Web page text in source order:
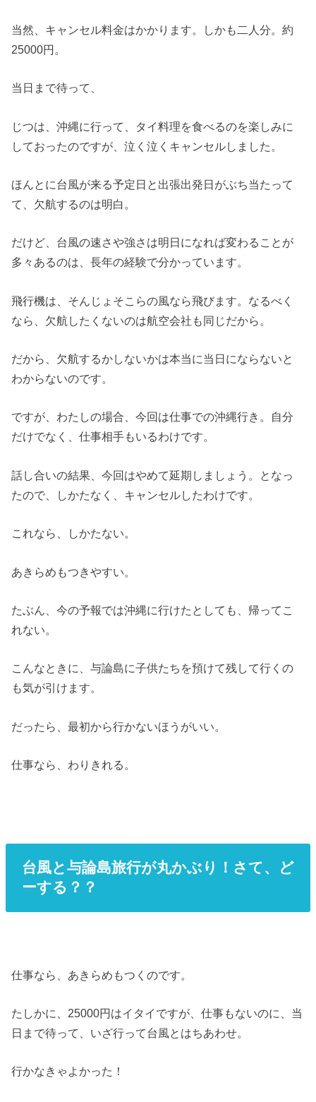
当然、キャンセル料金はかかります。しかも二人分。約
25000円。
当日まで待って、
じつは、沖縄に行って、タイ料理を食べるのを楽しみに
しておったのですが、泣く泣くキャンセルしました。
ほんとに台風が来る予定日と出張出発日がぶち当たって
て、欠航するのは明白。
だけど、台風の速さや強さは明日になれば変わることが
多々あるのは、長年の経験で分かっています。
飛行機は、そんじょそこらの風なら飛びます。なるべく
なら、欠航したくないのは航空会社も同じだから。
だから、欠航するかしないかは本当に当日にならないと
わからないのです。
ですが、わたしの場合、今回は仕事での沖縄行き。自分
だけでなく、仕事相手もいるわけです。
話し合いの結果、今回はやめて延期しましょう。となっ
たので、しかたなく、キャンセルしたわけです。
これなら、しかたない。
あきらめもつきやすい。
たぶん、今の予報では沖縄に行けたとしても、帰ってこ
れない。
こんなときに、与論島に子供たちを預けて残して行くの
も気が引けます。
だったら、最初から行かないほうがいい。
仕事なら、わりきれる。
台風と与論島旅行が丸かぶり！さて、ど
ーする？？
仕事なら、あきらめもつくのです。
たしかに、25000円はイタイですが、仕事もないのに、当
日まで待って、いざ行って台風とはちあわせ。
行かなきゃよかった！